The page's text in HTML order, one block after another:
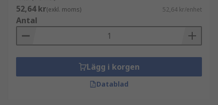
52,64 kr(exkl. moms) 52,64 kr/enhet
Antal
Lägg i korgen
Datablad